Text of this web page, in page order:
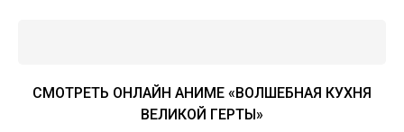
СМОТРЕТЬ ОНЛАЙН АНИМЕ «ВОЛШЕБНАЯ КУХНЯ
ВЕЛИКОЙ ГЕРТЫ»